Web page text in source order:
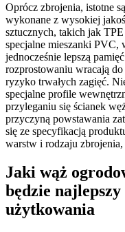
Oprócz zbrojenia, istotne
wykonane z wysokiej
sztucznych, takich jak
specjalne mieszanki PVC,
jednocześnie lepszą
rozprostowaniu wracają
ryzyko trwałych zagięć.
specjalne profile
przyleganiu się ścianek
przyczyną powstawania
się ze specyfikacją
warstw i rodzaju
Jaki wąż
będzie najlepszy
użytkowania